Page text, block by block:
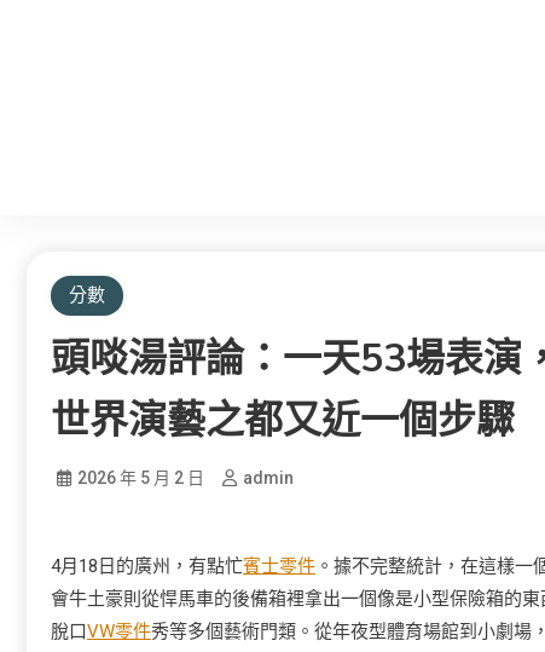
分數
頭啖湯評論：一天53場表演
世界演藝之都又近一個步驟
2026 年 5 月 2 日 admin
4月18日的廣州，有點忙賓士零件 。據不完整統計，在這樣一
會牛土豪則從悍馬車的後備箱裡拿出一個像是小型保險箱的
脫口VW零件秀等多個藝術門類。從年夜型體育場館到小劇場